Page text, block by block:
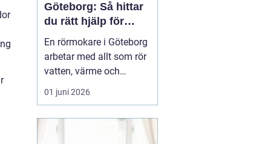
Göteborg: Så hittar
du rätt hjälp för
vatten, värme och
avlopp
En rörmokare i Göteborg
arbetar med allt som rör
vatten, värme och
avlopp, både vid akuta
problem och vid
renoveringar och
01 juni 2026